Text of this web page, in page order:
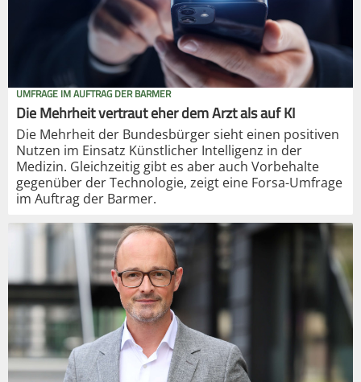
UMFRAGE IM AUFTRAG DER BARMER
Die Mehrheit vertraut eher dem Arzt als auf KI
Die Mehrheit der Bundesbürger sieht einen positiven
Nutzen im Einsatz Künstlicher Intelligenz in der
Medizin. Gleichzeitig gibt es aber auch Vorbehalte
gegenüber der Technologie, zeigt eine Forsa-Umfrage
im Auftrag der Barmer.